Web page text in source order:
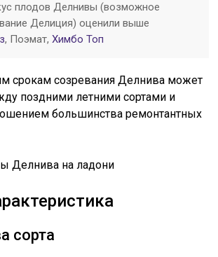
плодов Делнивы (возможное
Делиция) оценили выше
, Поэмат,Химбо Топ
срокам созревания Делнива может
поздними летними сортами и
большинства ремонтантных
сорта